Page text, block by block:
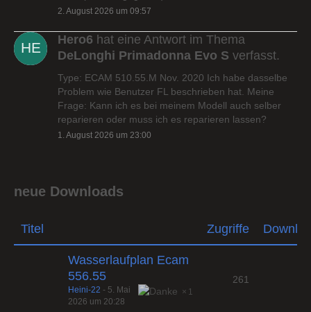
2. August 2026 um 09:57
Hero6 hat eine Antwort im Thema
DeLonghi Primadonna Evo S verfasst.
Type: ECAM 510.55.M Nov. 2020 Ich habe dasselbe
Problem wie Benutzer FL beschrieben hat. Meine
Frage: Kann ich es bei meinem Modell auch selber
reparieren oder muss ich es reparieren lassen?
1. August 2026 um 23:00
neue Downloads
Titel Zugriffe
Wasserlaufplan Ecam
556.55
1
Heini-22 - 5. Mai
2026 um 20:28
261